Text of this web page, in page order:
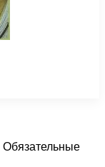
Обязательные